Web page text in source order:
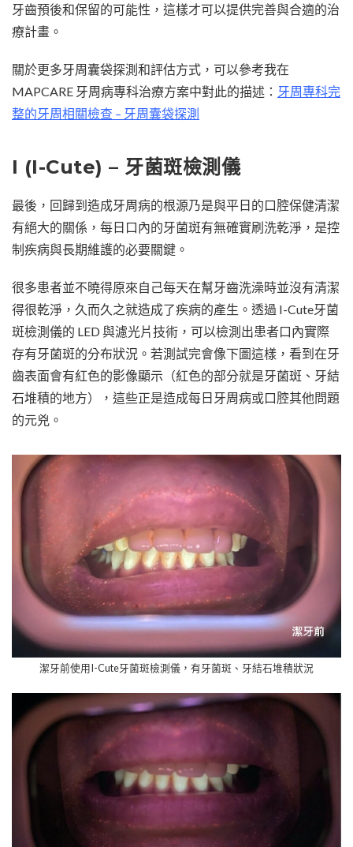
牙齒預後和保留的可能性，這樣才可以提供完善與合適的治
療計畫。
關於更多牙周囊袋探測和評估方式，可以參考我在
MAPCARE 牙周病專科治療方案中對此的描述： 牙周專科完
整的牙周相關檢查 – 牙周囊袋探測
I (I-Cute) – 牙菌斑檢測儀
最後，回歸到造成牙周病的根源乃是與平日的口腔保健清潔
有絕大的關係，每日口內的牙菌斑有無確實刷洗乾淨，是控
制疾病與長期維護的必要關鍵。
很多患者並不曉得原來自己每天在幫牙齒洗澡時並沒有清潔
得很乾淨，久而久之就造成了疾病的產生。透過 I-Cute牙菌
斑檢測儀的 LED 與濾光片技術，可以檢測出患者口內實際
存有牙菌斑的分布狀況。若測試完會像下圖這樣，看到在牙
齒表面會有紅色的影像顯示（紅色的部分就是牙菌斑、牙結
石堆積的地方），這些正是造成每日牙周病或口腔其他問題
的元兇。
潔牙前使用I-Cute牙菌斑檢測儀，有牙菌斑、牙結石堆積狀況